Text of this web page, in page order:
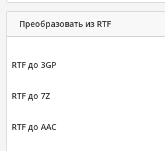
Преобразовать из RTF
RTF до 3GP
RTF до 7Z
RTF до AAC